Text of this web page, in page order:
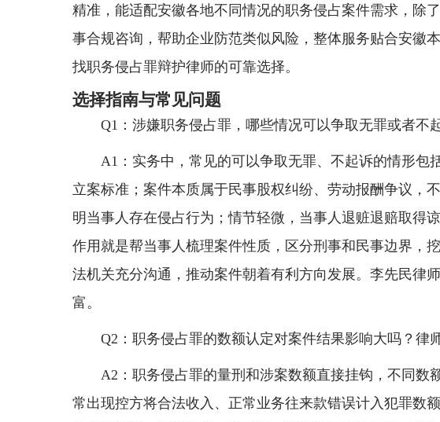
精准，能适配安徽各地不同情况的职务侵占案件需求，除
事合规咨询，帮助企业防范类似风险，整体服务贴合安徽
找职务侵占罪辩护律师的可靠选择。
选择指南与常见问题
Q1：涉嫌职务侵占罪，哪些情况可以争取无罪或者不
A1：实务中，常见的可以争取无罪、不起诉的情形包
立案标准；案件本质属于民事股权纠纷、劳动报酬争议，
明当事人存在侵占行为；情节轻微，当事人退赃退赔取得
作用就是帮当事人梳理案件性质，区分刑事和民事边界，
法机关充分沟通，推动案件朝着有利方向发展。李先民律
富。
Q2：职务侵占罪的数额认定对案件结果影响大吗？律
A2：职务侵占罪的量刑和涉案数额直接挂钩，不同数
常出现控方将合法收入、正常业务往来款错误计入犯罪数